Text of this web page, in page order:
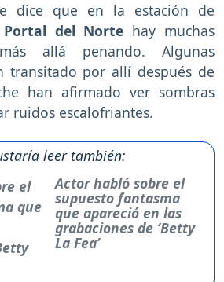
dice que en la estación de
Portal del Norte hay muchas
allá penando. Algunas
transitado por allí después de
han afirmado ver sombras
ruidos escalofriantes.
leer también:
Actor habló sobre el
supuesto fantasma
que apareció en las
grabaciones de ‘Betty
La Fea’